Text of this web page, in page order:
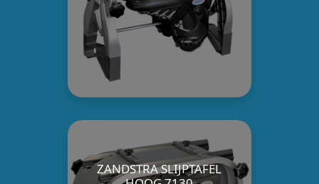
ZANDSTRA SLIJPTAFEL